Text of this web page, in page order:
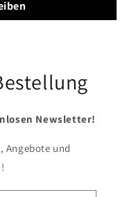
Newsletter!
Angebote und